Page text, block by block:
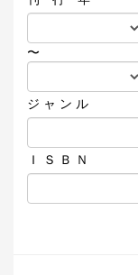
〜
ジ ャ ン ル
Ｉ Ｓ Ｂ Ｎ